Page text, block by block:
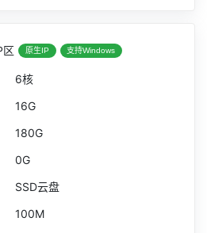
区 原生IP 支持Windows
6核
16G
180G
0G
SSD云盘
100M